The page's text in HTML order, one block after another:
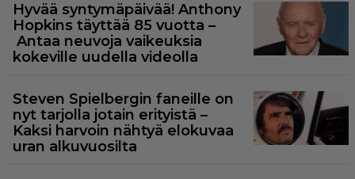
Hyvää syntymäpäivää! Anthony
Hopkins täyttää 85 vuotta –
Antaa neuvoja vaikeuksia
kokeville uudella videolla
Steven Spielbergin faneille on
nyt tarjolla jotain erityistä –
Kaksi harvoin nähtyä elokuvaa
uran alkuvuosilta